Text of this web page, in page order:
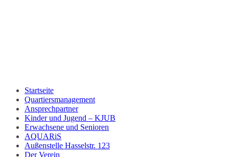
Startseite
Quartiersmanagement
Ansprechpartner
Kinder und Jugend – KJUB
Erwachsene und Senioren
AQUARiS
Außenstelle Hasselstr. 123
Der Verein